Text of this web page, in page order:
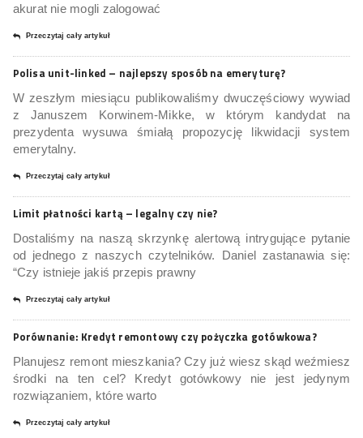
akurat nie mogli zalogować
Przeczytaj cały artykuł
Polisa unit-linked – najlepszy sposób na emeryturę?
W zeszłym miesiącu publikowaliśmy dwuczęściowy wywiad
z Januszem Korwinem-Mikke, w którym kandydat na
prezydenta wysuwa śmiałą propozycję likwidacji system
emerytalny.
Przeczytaj cały artykuł
Limit płatności kartą – legalny czy nie?
Dostaliśmy na naszą skrzynkę alertową intrygujące pytanie
od jednego z naszych czytelników. Daniel zastanawia się:
“Czy istnieje jakiś przepis prawny
Przeczytaj cały artykuł
Porównanie: Kredyt remontowy czy pożyczka gotówkowa?
Planujesz remont mieszkania? Czy już wiesz skąd weźmiesz
środki na ten cel? Kredyt gotówkowy nie jest jedynym
rozwiązaniem, które warto
Przeczytaj cały artykuł